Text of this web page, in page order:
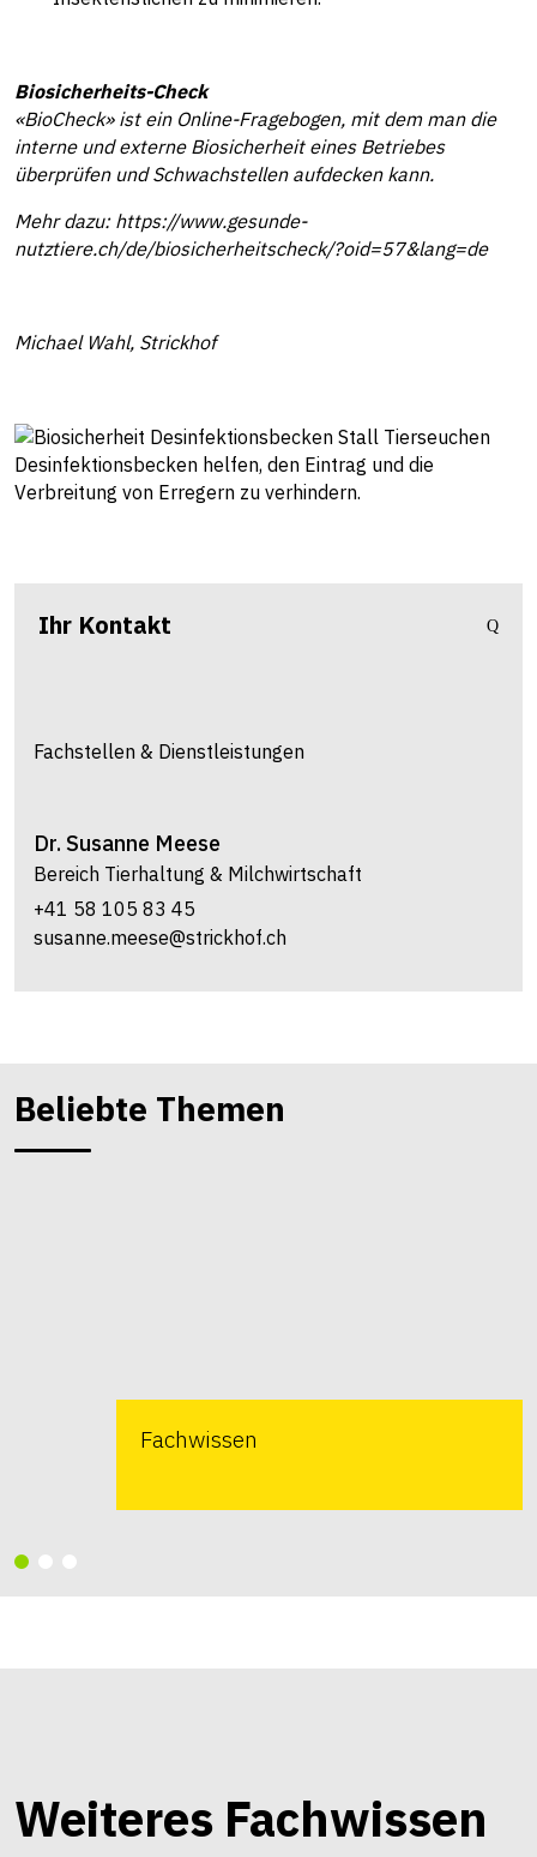
Biosicherheits-Check
«BioCheck» ist ein Online-Fragebogen, mit dem man die
interne und externe Biosicherheit eines Betriebes
überprüfen und Schwachstellen aufdecken kann.
Mehr dazu: https://www.gesunde-
nutztiere.ch/de/biosicherheitscheck/?oid=57&lang=de
Michael Wahl, Strickhof
Desinfektionsbecken helfen, den Eintrag und die
Verbreitung von Erregern zu verhindern.
Ihr Kontakt
Fachstellen & Dienstleistungen
Dr. Susanne Meese
Bereich Tierhaltung & Milchwirtschaft
+41 58 105 83 45
susanne.meese@strickhof.ch
Beliebte Themen
Fachwissen
Weiteres Fachwissen